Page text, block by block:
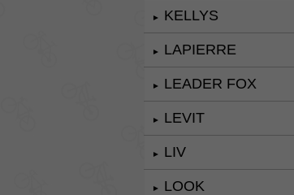
► KELLYS
► LAPIERRE
► LEADER FOX
► LEVIT
► LIV
► LOOK